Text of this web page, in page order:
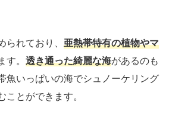
れており、 亜熱帯特有の植物やマ
す。 透き通った綺麗な海があるのも
魚いっぱいの海でシュノーケリング
とができます。